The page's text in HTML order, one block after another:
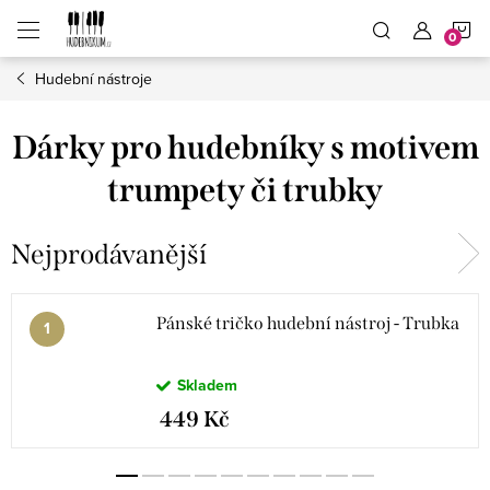
obsah
Hudební nástroje
Dárky pro hudebníky s motivem
trumpety či trubky
Nejprodávanější
Pánské tričko hudební nástroj - Trubka
Skladem
449 Kč